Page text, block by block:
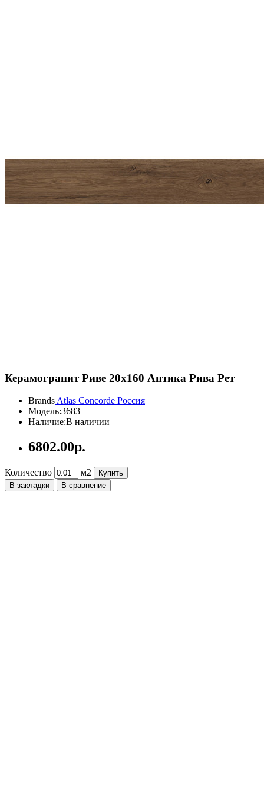
Керамогранит Риве 20x160 Антика Рива Рет
BrandsAtlas Concorde Россия
Модель:3683
Наличие:В наличии
6802.00р.
Количество м2
Купить
В закладки
В сравнение